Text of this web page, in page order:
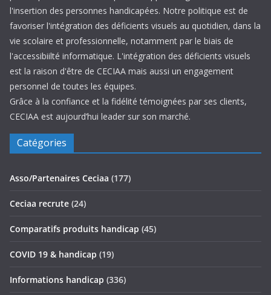
l'insertion des personnes handicapées. Notre politique est de
favoriser l'intégration des déficients visuels au quotidien, dans la
vie scolaire et professionnelle, notamment par le biais de
l'accessibiilté informatique. L'intégration des déficients visuels
est la raison d'être de CECIAA mais aussi un engagement
personnel de toutes les équipes.
Grâce à la confiance et la fidélité témoignées par ses clients,
CECIAA est aujourd’hui leader sur son marché.
Catégories
Asso/Partenaires Ceciaa (177)
Ceciaa recrute (24)
Comparatifs produits handicap (45)
COVID 19 & handicap (19)
Informations handicap (336)